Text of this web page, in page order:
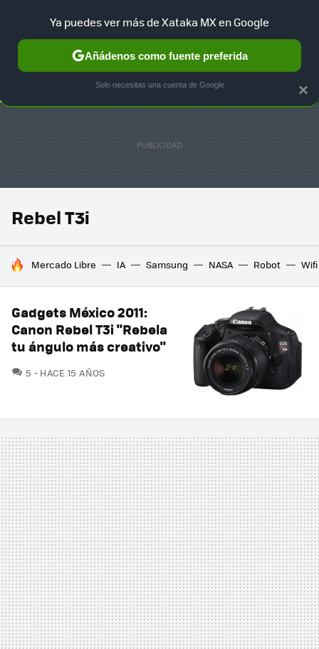
SELECCIÓN GAMING HOME AUTO TERRITORIO
Rebel T3i
HOY SE HABLA DE
Mercado Libre IA Samsung NASA Robot Wifi
Gadgets México 2011:
Canon Rebel T3i "Rebela
tu ángulo más creativo"
5 COMENTARIOS
HACE 15 AÑOS
×
Ya puedes ver más de Xataka MX en Google
Añádenos como fuente preferida
Solo necesitas una cuenta de Google